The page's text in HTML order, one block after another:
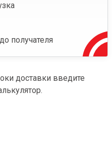
получателя
доставки введите